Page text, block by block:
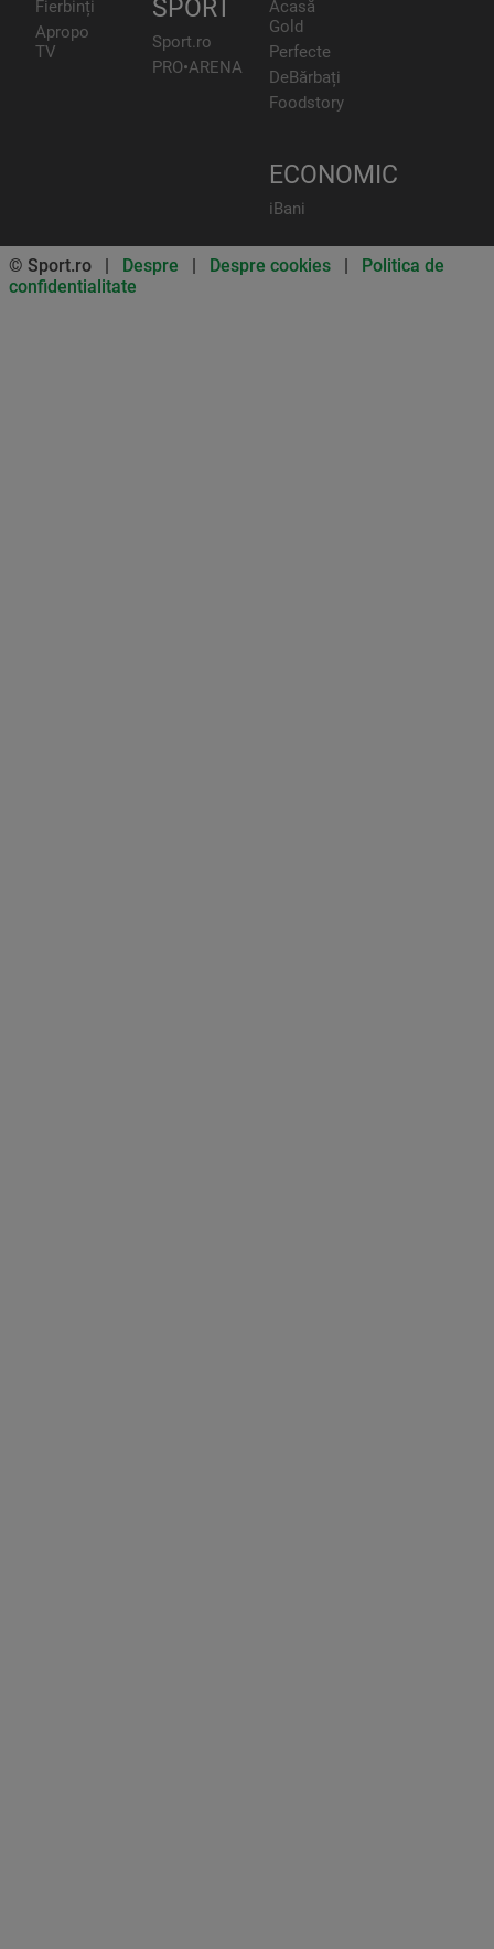
Fierbinți
Apropo
TV
SPORT
Sport.ro
PRO•ARENA
Acasă
Gold
Perfecte
DeBărbați
Foodstory
ECONOMIC
iBani
© Sport.ro | Despre | Despre cookies | Politica de
confidentialitate